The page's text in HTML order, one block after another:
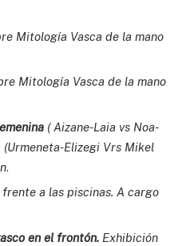
Mitología Vasca de la mano
Mitología Vasca de la mano
( Aizane-Laia vs Noa-
(Urmeneta-Elizegi Vrs Mikel
.
frente a las piscinas. A cargo
en el frontón. Exhibición